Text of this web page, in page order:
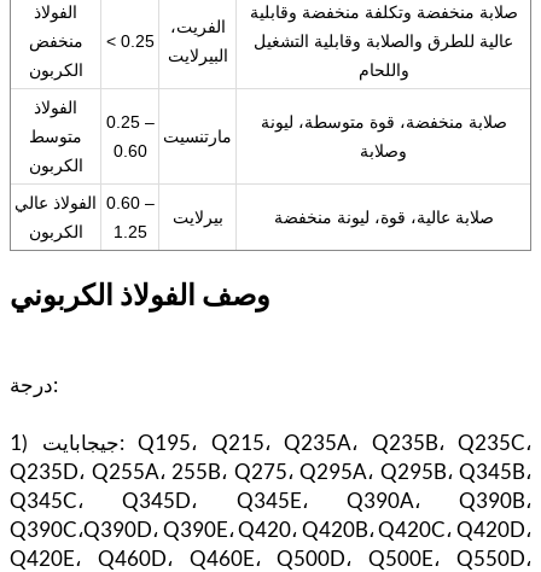
الفولاذ
منخفض
الكربون
< 0.25
الفريت،
البيرلايت
صلابة منخفضة وتكلفة منخفضة وقابلية
عالية للطرق والصلابة وقابلية التشغيل
واللحام
الفولاذ
متوسط
الكربون
0.25 –
0.60
مارتنسيت
صلابة منخفضة، قوة متوسطة، ليونة
وصلابة
الفولاذ عالي
الكربون
0.60 –
1.25
بيرلايت صلابة عالية، قوة، ليونة منخفضة
وصف الفولاذ الكربوني
درجة:
1) جيجابايت: Q195، Q215، Q235A، Q235B، Q235C،
Q235D، Q255A، 255B، Q275، Q295A، Q295B، Q345B،
Q345C، Q345D، Q345E، Q390A، Q390B،
Q390C،Q390D، Q390E، Q420، Q420B، Q420C، Q420D،
Q420E، Q460D، Q460E، Q500D، Q500E، Q550D،